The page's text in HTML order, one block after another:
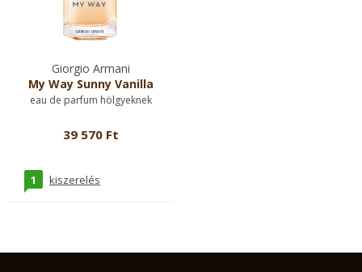
Giorgio Armani
My Way Sunny Vanilla
eau de parfum hölgyeknek
39 570 Ft
1 kiszerelés